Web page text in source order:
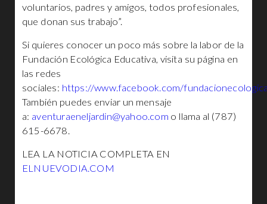
voluntarios, padres y amigos, todos profesionales,
que donan sus trabajo”.
Si quieres conocer un poco más sobre la labor de la
Fundación Ecológica Educativa, visita su página en
las redes
sociales: https://www.facebook.com/
También puedes enviar un mensaje
a: aventuraeneljardin@yahoo.com o llama al (787)
615-6678.
LEA LA NOTICIA COMPLETA EN
ELNUEVODIA.COM